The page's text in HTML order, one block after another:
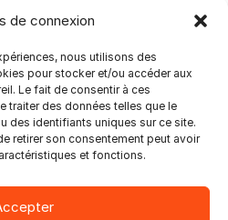
de connexion
nous utilisons des
pour stocker et/ou accéder aux
Le fait de consentir à ces
traiter des données telles que le
des identifiants uniques sur ce site.
retirer son consentement peut avoir
et fonctions.
22 septembre 2022 à
2022 Scalable
montrerons comment
et une puissance
avec ce logiciel
Au cours de cette
nos experts couvriront :
travaux améliorées
API de statuts